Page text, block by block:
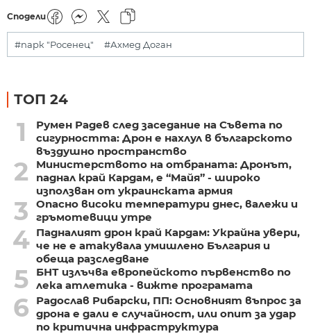
Сподели
#парк "Росенец" #Ахмед Доган
ТОП 24
1
Румен Радев след заседание на Съвета по
сигурността: Дрон е нахлул в българското
въздушно пространство
2
Министерството на отбраната: Дронът,
паднал край Кардам, е “Майя” - широко
използван от украинската армия
3
Опасно високи температури днес, валежи и
гръмотевици утре
4 Падналият дрон край Кардам: Украйна увери,
че не е атакувала умишлено България и
обеща разследване
5
БНТ излъчва европейското първенство по
лека атлетика - вижте програмата
6
Радослав Рибарски, ПП: Основният въпрос за
дрона е дали е случайност, или опит за удар
по критична инфраструктура